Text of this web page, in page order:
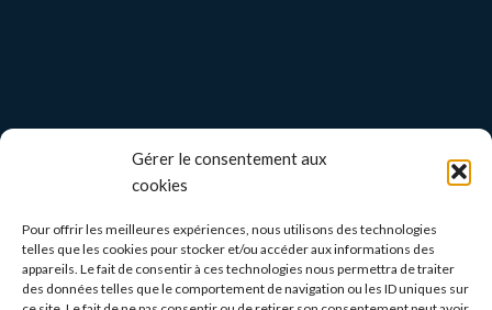
Gérer le consentement aux
cookies
Pour offrir les meilleures expériences, nous utilisons des technologies
telles que les cookies pour stocker et/ou accéder aux informations des
appareils. Le fait de consentir à ces technologies nous permettra de traiter
des données telles que le comportement de navigation ou les ID uniques sur